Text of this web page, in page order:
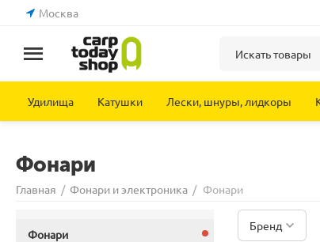
Москва
Удилища Катушки Лески, шнуры, лидкоры
Фонари
Главная / Фонари и электроника / Фонари
Бренд
Фонари